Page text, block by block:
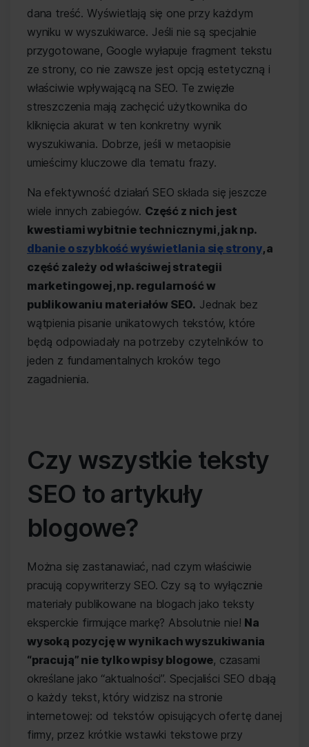
dana treść. Wyświetlają się one przy każdym
wyniku w wyszukiwarce. Jeśli nie są specjalnie
przygotowane, Google wyłapuje fragment tekstu
ze strony, co nie zawsze jest opcją estetyczną i
właściwie wpływającą na SEO. Te zwięzłe
streszczenia mają zachęcić użytkownika do
kliknięcia akurat w ten konkretny wynik
wyszukiwania. Dobrze, jeśli w metaopisie
umieścimy kluczowe dla tematu frazy.
Na efektywność działań SEO składa się jeszcze
wiele innych zabiegów. Część z nich jest
kwestiami wybitnie technicznymi, jak np.
dbanie o szybkość wyświetlania się strony, a
część zależy od właściwej strategii
marketingowej, np. regularność w
publikowaniu materiałów SEO. Jednak bez
wątpienia pisanie unikatowych tekstów, które
będą odpowiadały na potrzeby czytelników to
jeden z fundamentalnych kroków tego
zagadnienia.
Czy wszystkie teksty
SEO to artykuły
blogowe?
Można się zastanawiać, nad czym właściwie
pracują copywriterzy SEO. Czy są to wyłącznie
materiały publikowane na blogach jako teksty
eksperckie firmujące markę? Absolutnie nie! Na
wysoką pozycję w wynikach wyszukiwania
“pracują” nie tylko wpisy blogowe, czasami
określane jako “aktualności”. Specjaliści SEO dbają
o każdy tekst, który widzisz na stronie
internetowej: od tekstów opisujących ofertę danej
firmy, przez krótkie wstawki tekstowe przy